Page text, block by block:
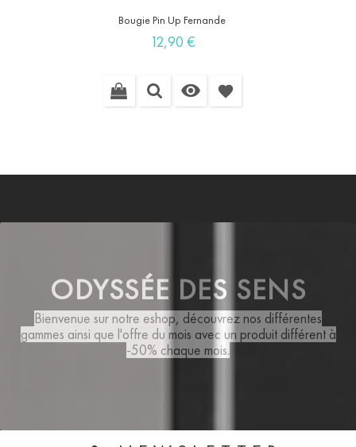
Bougie Pin Up Fernande
Prix
12,90 €
 favorite
ODYSSÉE DES SENS
Bienvenue sur notre eshop, découvrez nos différentes
gammes ainsi que l'offre du mois avec un produit différent à
-50% chaque mois.